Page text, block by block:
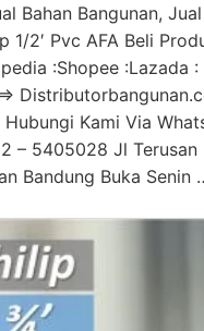
Bahan Bangunan,
1/2′ Pvc AFA Beli
:Shopee :Lazada
Kami Via
– 5405028 Jl Terusan
Bandung Buka Senin